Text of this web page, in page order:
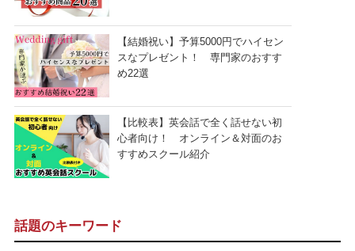
【結婚祝い】予算5000円でハイセン
スなプレゼント！ 専門家のおすす
め22選
【比較表】英会話で全く話せない初
心者向け！ オンライン＆対面のお
すすめスクール紹介
話題のキーワード